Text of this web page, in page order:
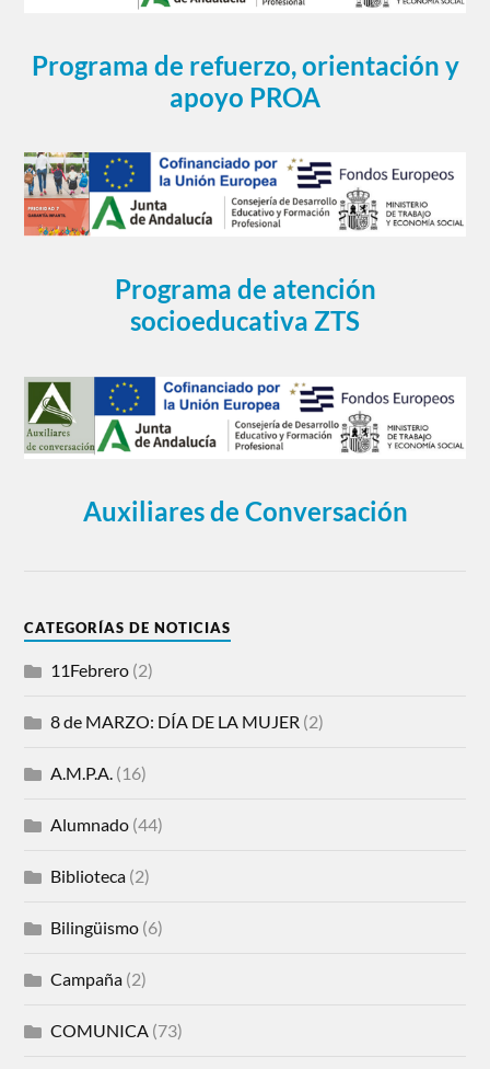
Programa de refuerzo, orientación y
apoyo PROA
Programa de atención
socioeducativa ZTS
Auxiliares de Conversación
CATEGORÍAS DE NOTICIAS
11Febrero (2)
8 de MARZO: DÍA DE LA MUJER (2)
A.M.P.A. (16)
Alumnado (44)
Biblioteca (2)
Bilingüismo (6)
Campaña (2)
COMUNICA (73)